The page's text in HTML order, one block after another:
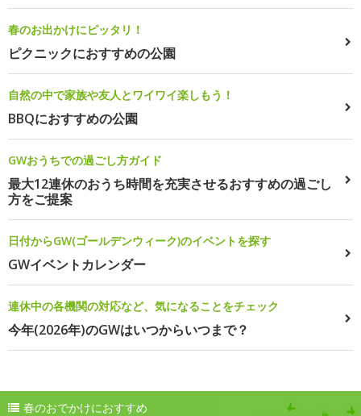
春のお出かけにピッタリ！
ピクニックにおすすめの公園
自然の中で家族や友人とワイワイ楽しもう！
BBQにおすすめの公園
GWおうちでの過ごし方ガイド
最大12連休のおうち時間を充実させるおすすめの過ごし
方をご提案
日付からGW(ゴールデンウィーク)のイベントを探す
GWイベントカレンダー
連休中の各機関の対応など、気になることをチェック
今年(2026年)のGWはいつからいつまで？
春のおでかけにおすすめ